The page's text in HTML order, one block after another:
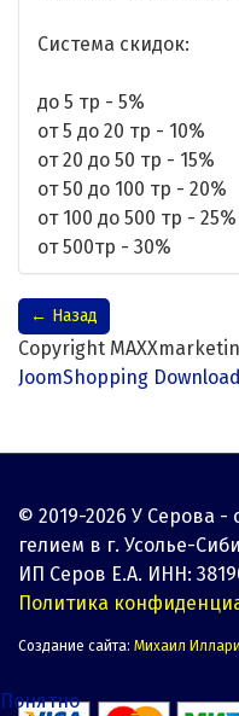
Система скидок:
до 5 тр - 5%
от 5 до 20 тр - 10%
от 20 до 50 тр - 15%
от 50 до 100 тр - 20%
от 100 до 500 тр - 25%
от 500тр - 30%
Copyright
JoomShopping
© 2019-2026 У Серова
гелием в г. Усолье-
ИП Серов Е.А. ИНН:
Политика
Создание сайта: Михаил
Понятно